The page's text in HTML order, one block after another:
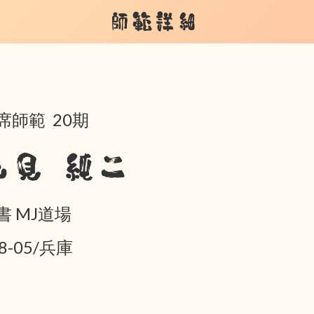
師範詳細
師範 20期
見 純二
MJ道場
05/兵庫